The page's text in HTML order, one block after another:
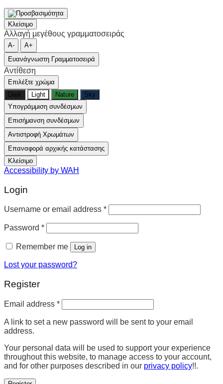
Κλείσιμο
Αλλαγή μεγέθους γραμματοσειράς
A-
A+
Ευανάγνωστη Γραμματοσειρά
Αντίθεση
Επιλέξτε χρώμα
Dark
Light Nature
Sky
Υπογράμμιση συνδέσμων
Επισήμανση συνδέσμων
Αντιστροφή Χρωμάτων
Επαναφορά αρχικής κατάστασης
Κλείσιμο
Accessibility by WAH
Login
Username or email address *
Password *
Remember me Log in
Lost your password?
Register
Email address *
A link to set a new password will be sent to your email
address.
Your personal data will be used to support your experience
throughout this website, to manage access to your account,
and for other purposes described in our privacy policy!!.